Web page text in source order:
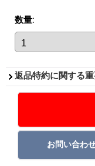
数量:
返品特約に関する